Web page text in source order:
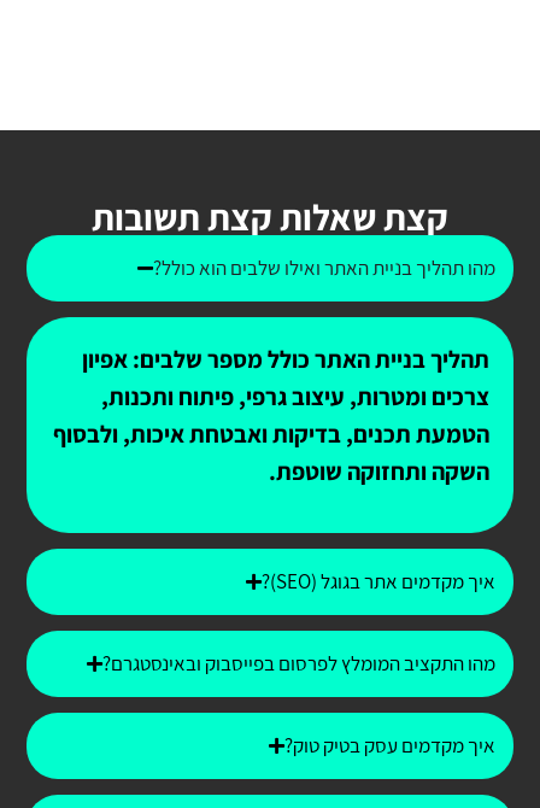
קצת שאלות קצת תשובות
מהו תהליך בניית האתר ואילו שלבים הוא כולל?
תהליך בניית האתר כולל מספר שלבים: אפיון
צרכים ומטרות, עיצוב גרפי, פיתוח ותכנות,
הטמעת תכנים, בדיקות ואבטחת איכות, ולבסוף
השקה ותחזוקה שוטפת.
איך מקדמים אתר בגוגל (SEO)?
מהו התקציב המומלץ לפרסום בפייסבוק ובאינסטגרם?
איך מקדמים עסק בטיק טוק?